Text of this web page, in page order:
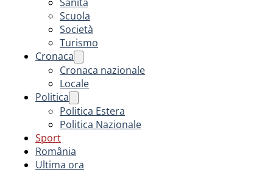
Scuola
Società
Turismo
Cronaca
Cronaca nazionale
Locale
Politica
Politica Estera
Politica Nazionale
Sport
România
Ultima ora